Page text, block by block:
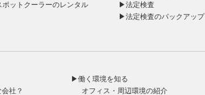
ポットクーラーのレンタル
▶法定検査
▶法定検査のバックアップ
社？
▶働く環境を知る
オフィス・周辺環境の紹介